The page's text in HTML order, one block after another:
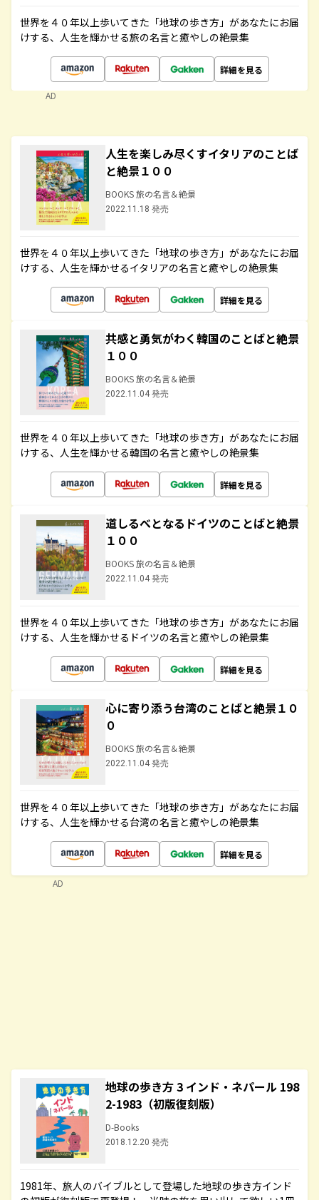
世界を４０年以上歩いてきた「地球の歩き方」があなたにお届
けする、人生を輝かせる旅の名言と癒やしの絶景集
詳細を見る
AD
人生を楽しみ尽くすイタリアのことば
と絶景１００
BOOKS 旅の名言＆絶景
2022.11.18 発売
世界を４０年以上歩いてきた「地球の歩き方」があなたにお届
けする、人生を輝かせるイタリアの名言と癒やしの絶景集
詳細を見る
共感と勇気がわく韓国のことばと絶景
１００
BOOKS 旅の名言＆絶景
2022.11.04 発売
世界を４０年以上歩いてきた「地球の歩き方」があなたにお届
けする、人生を輝かせる韓国の名言と癒やしの絶景集
詳細を見る
道しるべとなるドイツのことばと絶景
１００
BOOKS 旅の名言＆絶景
2022.11.04 発売
世界を４０年以上歩いてきた「地球の歩き方」があなたにお届
けする、人生を輝かせるドイツの名言と癒やしの絶景集
詳細を見る
心に寄り添う台湾のことばと絶景１０
０
BOOKS 旅の名言＆絶景
2022.11.04 発売
世界を４０年以上歩いてきた「地球の歩き方」があなたにお届
けする、人生を輝かせる台湾の名言と癒やしの絶景集
詳細を見る
地球の歩き方 3 インド・ネパール 198
2-1983（初版復刻版）
D-Books
2018.12.20 発売
1981年、旅人のバイブルとして登場した地球の歩き方インド
AD